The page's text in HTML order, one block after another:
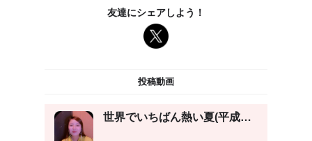
友達にシェアしよう！
投稿動画
世界でいちばん熱い夏(平成…